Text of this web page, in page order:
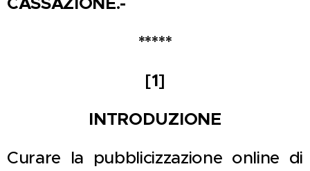
*****
[1]
INTRODUZIONE
Curare la pubblicizzazione online di